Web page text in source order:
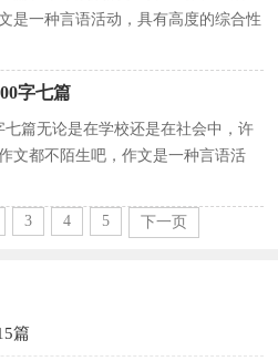
是一种言语活动，具有高度的综合性
规范吗？以下是小编精心...
字七篇
七篇无论是在学校还是在社会中，许
文都不陌生吧，作文是一种言语活
。那么一般作文是怎么写...
3 4 5
下一页
篇